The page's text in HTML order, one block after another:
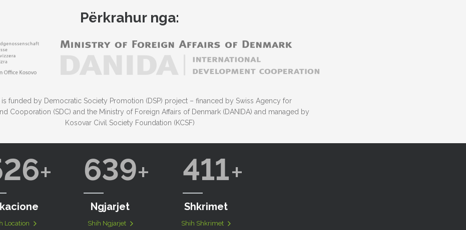
Përkrahur nga:
is funded by Democratic Society Promotion (DSP) project – financed by Swiss Agency for
Cooporation (SDC) and the Ministry of Foreign Affairs of Denmark (DANIDA) and managed by
Kosovar Civil Society Foundation (KCSF)
Location
639
Ngjarjet
Shih Ngjarjet
411
Shkrimet
Shih Shkrimet